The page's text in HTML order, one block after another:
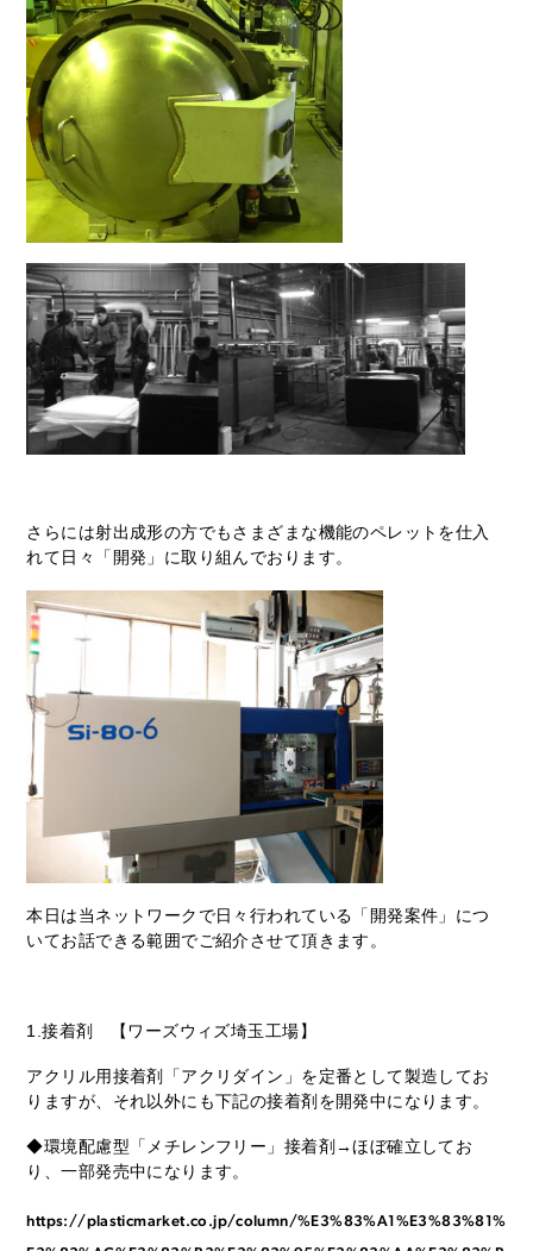
さらには射出成形の方でもさまざまな機能のペレットを仕入
れて日々「開発」に取り組んでおります。
本日は当ネットワークで日々行われている「開発案件」につ
いてお話できる範囲でご紹介させて頂きます。
1.接着剤 【ワーズウィズ埼玉工場】
アクリル用接着剤「アクリダイン」を定番として製造してお
りますが、それ以外にも下記の接着剤を開発中になります。
◆環境配慮型「メチレンフリー」接着剤→ほぼ確立してお
り、一部発売中になります。
https://plasticmarket.co.jp/column/%E3%83%A1%E3%83%81%